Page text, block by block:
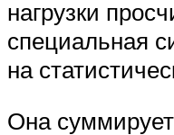
нагрузки
специальная
на
Она